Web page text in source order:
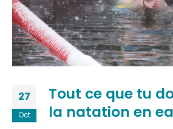
27
Oct
Tout ce que tu
la natation en